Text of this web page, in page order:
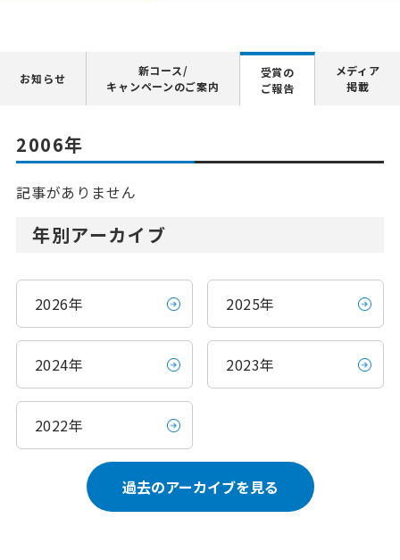
お知らせ
新コース/
キャンペーンのご案内
受賞の
ご報告
メディア
掲載
2006年
記事がありません
年別アーカイブ
2026年 2025年
2024年 2023年
2022年
過去のアーカイブを見る